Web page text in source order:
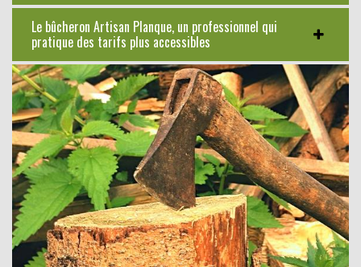
Le bûcheron Artisan Planque, un professionnel qui
pratique des tarifs plus accessibles